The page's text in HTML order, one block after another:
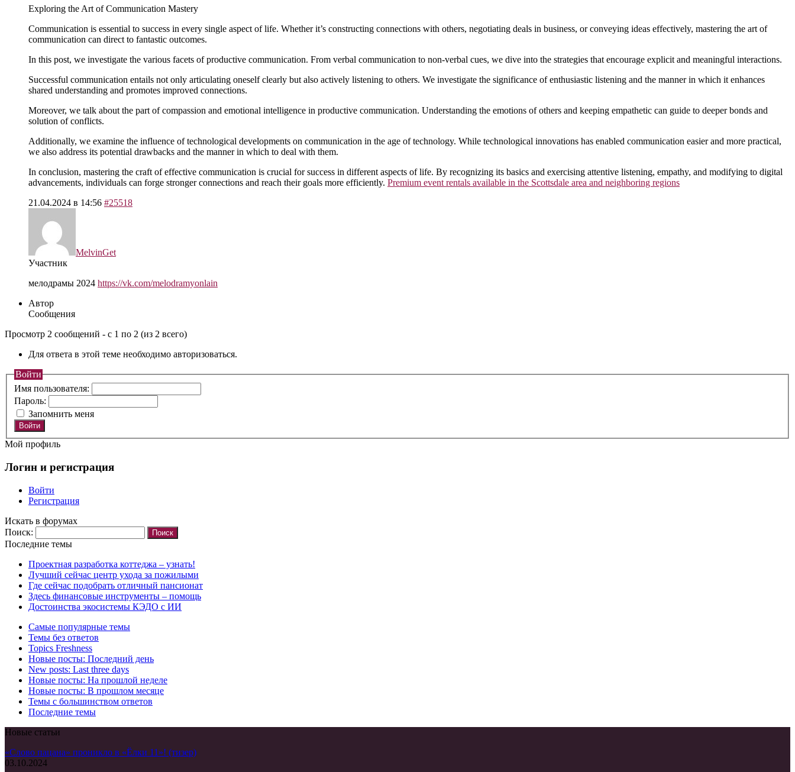
Exploring the Art of Communication Mastery
Communication is essential to success in every single aspect of life. Whether it’s constructing connections with others, negotiating deals in business, or conveying ideas effectively, mastering the art of
communication can direct to fantastic outcomes.
In this post, we investigate the various facets of productive communication. From verbal communication to non-verbal cues, we dive into the strategies that encourage explicit and meaningful interactions.
Successful communication entails not only articulating oneself clearly but also actively listening to others. We investigate the significance of enthusiastic listening and the manner in which it enhances
shared understanding and promotes improved connections.
Moreover, we talk about the part of compassion and emotional intelligence in productive communication. Understanding the emotions of others and keeping empathetic can guide to deeper bonds and
solution of conflicts.
Additionally, we examine the influence of technological developments on communication in the age of technology. While technological innovations has enabled communication easier and more practical,
we also address its potential drawbacks and the manner in which to deal with them.
In conclusion, mastering the craft of effective communication is crucial for success in different aspects of life. By recognizing its basics and exercising attentive listening, empathy, and modifying to digital
advancements, individuals can forge stronger connections and reach their goals more efficiently. Premium event rentals available in the Scottsdale area and neighboring regions
21.04.2024 в 14:56 #25518
MelvinGet
Участник
мелодрамы 2024 https://vk.com/melodramyonlain
Автор
Сообщения
Просмотр 2 сообщений - с 1 по 2 (из 2 всего)
Для ответа в этой теме необходимо авторизоваться.
Войти
Имя пользователя:
Пароль:
Запомнить меня
Войти
Мой профиль
Логин и регистрация
Войти
Регистрация
Искать в форумах
Поиск:
Последние темы
Проектная разработка коттеджа – узнать!
Лучший сейчас центр ухода за пожилыми
Где сейчас подобрать отличный пансионат
Здесь финансовые инструменты – помощь
Достоинства экосистемы КЭДО с ИИ
Самые популярные темы
Темы без ответов
Topics Freshness
Новые посты: Последний день
New posts: Last three days
Новые посты: На прошлой неделе
Новые посты: В прошлом месяце
Темы с большинством ответов
Последние темы
Новые статьи
«Слово пацана» проникло в «Ёлки 11»! (тизер)
03.10.2024